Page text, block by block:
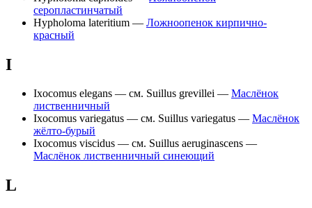
серопластинчатый
Hypholoma lateritium — Ложноопенок кирпично-
красный
I
Ixocomus elegans — см. Suillus grevillei — Маслёнок
лиственничный
Ixocomus variegatus — см. Suillus variegatus — Маслёнок
жёлто-бурый
Ixocomus viscidus — см. Suillus aeruginascens —
Маслёнок лиственничный синеющий
L